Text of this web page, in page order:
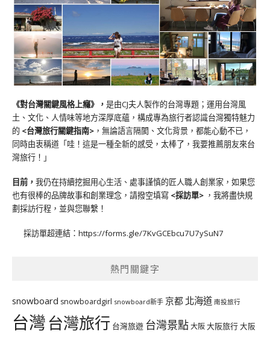
《對台灣關鍵風格上癮》 ， 是由CJ夫人製作的台灣專題；運用台灣風
土、文化、人情味等地方深厚底蘊，構成專為旅行者認識台灣獨特魅力
的 <台灣旅行關鍵指南> ，無論語言隔閡、文化背景，都能心動不已，
同時由衷稱道「哇！這是一種全新的感受，太棒了，我要推薦朋友來台
灣旅行！」
目前， 我仍在持續挖掘用心生活、處事謹慎的匠人職人創業家，如果您
也有很棒的品牌故事和創業理念，請撥空填寫 <採訪單> ，我將盡快規
劃採訪行程，並與您聯繫！
採訪單超連結： https://forms.gle/7KvGCEbcu7U7ySuN7
熱門關鍵字
snowboard snowboardgirl snowboard新手 京都 北海道 南投旅行
台灣台灣旅行 台灣旅遊 台灣景點大阪大阪旅行大阪